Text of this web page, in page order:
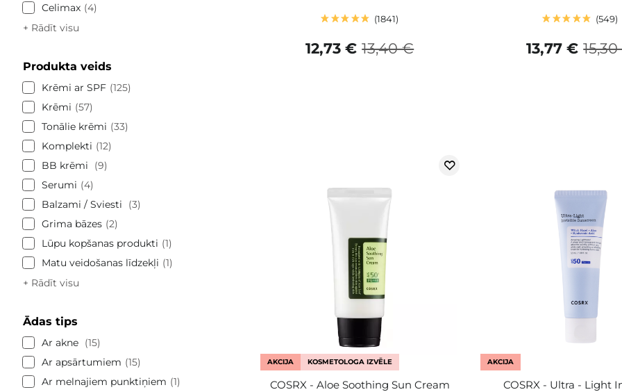
Celimax 4
+ Rādīt visu
Produkta veids
Krēmi ar SPF 125
Krēmi
57
Tonālie krēmi
33
Komplekti
12
BB krēmi
9
Serumi
4
Balzami / Sviesti
3
Grima bāzes 2
Lūpu kopšanas produkti
1
Matu veidošanas līdzekļi
1
+ Rādīt visu
Ādas tips
Ar akne
15
Ar apsārtumiem
15
Ar melnajiem punktiņiem
1
1841
13,40 €
12,73 €
549
13,77 €
AKCIJA KOSMETOLOGA IZVĒLE
COSRX - Aloe Soothing Sun Cream
AKCIJA
COSRX - Ultra - Light